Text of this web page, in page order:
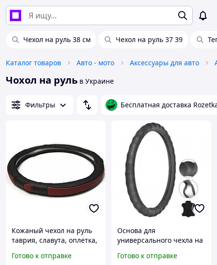
Чехол на руль 38 см Чехол на руль 37 39
Каталог товаров Авто - мото Аксессуары для авто
Чохол на руль в Украине
Фильтры Бесплатная доставка
Кожаный чехол на руль
таврия, славута, оплетка,
Готово к отправке
Основа для
универсального чехла на
стиля автомобиля из
Готово к отправке